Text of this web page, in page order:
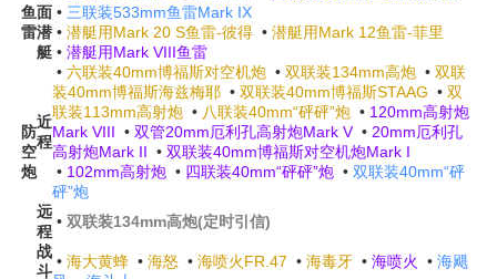
鱼
雷
面 • 三联装533mm鱼雷Mark IX
潜
艇
• 潜艇用Mark 20 S鱼雷-彼得 • 潜艇用Mark 12鱼雷-菲里
• 潜艇用Mark VIII鱼雷
防
空
炮
近
程
• 六联装40mm博福斯对空机炮 • 双联装134mm高炮 • 双联
装40mm博福斯海兹梅耶 • 双联装40mm博福斯STAAG • 双
联装113mm高射炮 • 八联装40mm“砰砰”炮 • 120mm高射炮
Mark VIII • 双管20mm厄利孔高射炮Mark V • 20mm厄利孔
高射炮Mark II • 双联装40mm博福斯对空机炮Mark I
• 102mm高射炮 • 四联装40mm“砰砰”炮 • 双联装40mm“砰
砰”炮
远
程
• 双联装134mm高炮(定时引信)
战
斗
• 海大黄蜂 • 海怒 • 海喷火FR.47 • 海毒牙 • 海喷火 • 海飓